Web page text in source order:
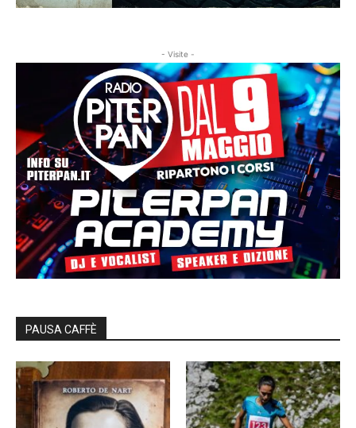
- Visite -
PAUSA CAFFÈ